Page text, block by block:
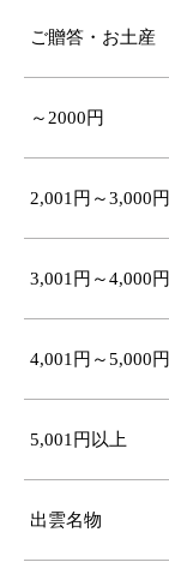
ご贈答・お土産
～2000円
2,001円～3,000円
3,001円～4,000円
4,001円～5,000円
5,001円以上
出雲名物